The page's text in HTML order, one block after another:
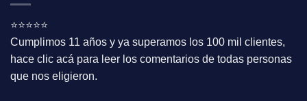
⭐⭐⭐⭐⭐
Cumplimos 11 años y ya superamos los 100 mil clientes,
hace clic acá para leer los comentarios de todas personas
que nos eligieron.